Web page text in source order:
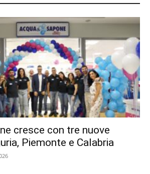
cresce con tre nuove
Piemonte e Calabria